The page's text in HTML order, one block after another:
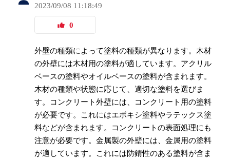
2023/09/08 11:18:49
0
外壁の種類によって塗料の種類が異なります。木材
の外壁には木材用の塗料が適しています。アクリル
ベースの塗料やオイルベースの塗料が含まれます。
木材の種類や状態に応じて、適切な塗料を選びま
す。コンクリート外壁には、コンクリート用の塗料
が必要です。これにはエポキシ塗料やラテックス塗
料などが含まれます。コンクリートの表面処理にも
注意が必要です。金属製の外壁には、金属用の塗料
が適しています。これには防錆性のある塗料が含ま